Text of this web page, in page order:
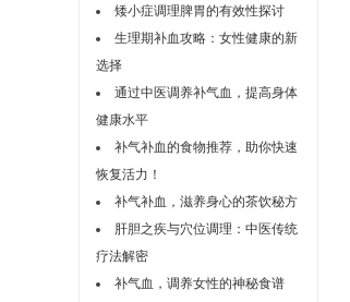
矮小症调理脾胃的有效性探讨
生理期补血攻略：女性健康的新
选择
通过中医调养补气血，提高身体
健康水平
补气补血的食物推荐，助你快速
恢复活力！
补气补血，滋养身心的茶饮秘方
肝胆之疾与穴位调理：中医传统
疗法解密
补气血，调养女性的神秘食谱